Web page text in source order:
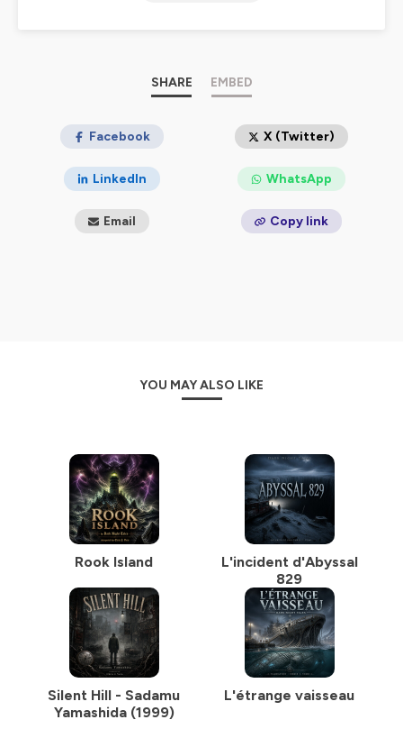
SHARE EMBED
Facebook X (Twitter)
LinkedIn WhatsApp
Email Copy link
YOU MAY ALSO LIKE
Rook Island
L'incident d'Abyssal
829
Silent Hill - Sadamu
Yamashida (1999)
L'étrange vaisseau